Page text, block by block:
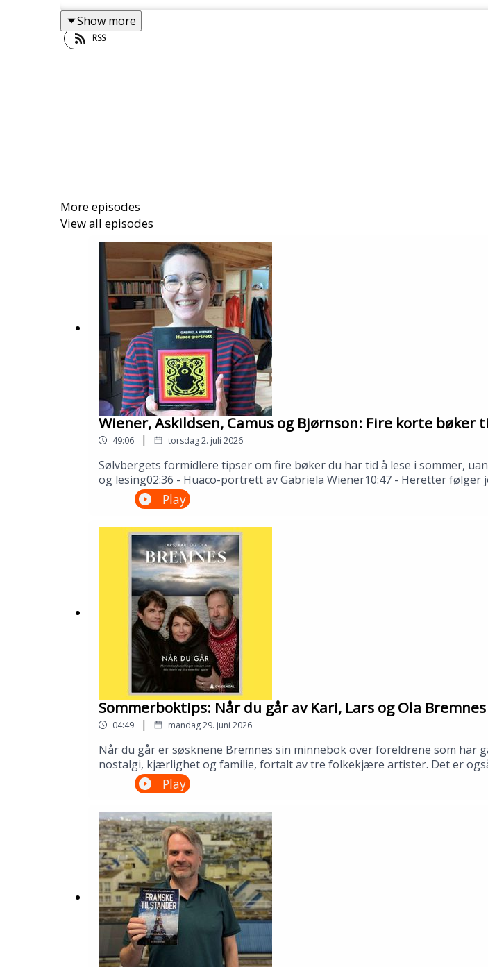
Show more
RSS
More episodes
View all episodes
Wiener, Askildsen, Camus og Bjørnson: Fire korte bøker
49:06 | torsdag 2. juli 2026
Sølvbergets formidlere tipser om fire bøker du har tid å lese i sommer,
og lesing02:36 - Huaco-portrett av Gabriela Wiener10:47 - Heretter følger
Camus32:51 - Synnøve Solbakken av Bjørnstjerne Bjørnson---Innspilt i
Gustafsson og Åsmund Ådnøy.Produksjon: Tomas Gustafsson og Åsmund
Play
Sommerboktips: Når du går av Kari, Lars og Ola Bremnes
04:49 | mandag 29. juni 2026
Når du går er søsknene Bremnes sin minnebok over foreldrene som har
nostalgi, kjærlighet og familie, fortalt av tre folkekjære artister. Det er
biblioteket ditt!---Innspilt på Kopervik bibliotek i april 2026.Medvirkende:
om Sølvberget: https://www.sølvberget.no
Play